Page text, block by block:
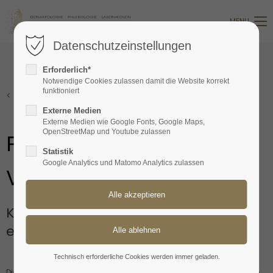
Login
Benutzername
Passwort
Lorem ipsum dolor sit amet:
MENU
< Zurück
PRP Behandlung/
Vampir Lifting
Körpereigene Kräfte aktivieren für
einen natürlichen Glow
Datenschutzeinstellungen
Erforderlich*
Notwendige Cookies zulassen damit die Website korrekt
funktioniert
Externe Medien
Externe Medien wie Google Fonts, Google Maps,
OpenStreetMap und Youtube zulassen
Statistik
Google Analytics und Matomo Analytics zulassen
Technisch erforderliche Cookies werden immer geladen.